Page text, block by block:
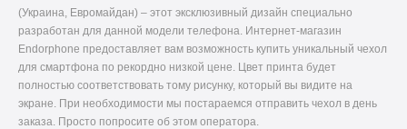
(Украина, Евромайдан) – этот эксклюзивный дизайн специально
разработан для данной модели телефона. Интернет-магазин
Endorphone предоставляет вам возможность купить уникальный чехол
для смартфона по рекордно низкой цене. Цвет принта будет
полностью соответствовать тому рисунку, который вы видите на
экране. При необходимости мы постараемся отправить чехол в день
заказа. Просто попросите об этом оператора.